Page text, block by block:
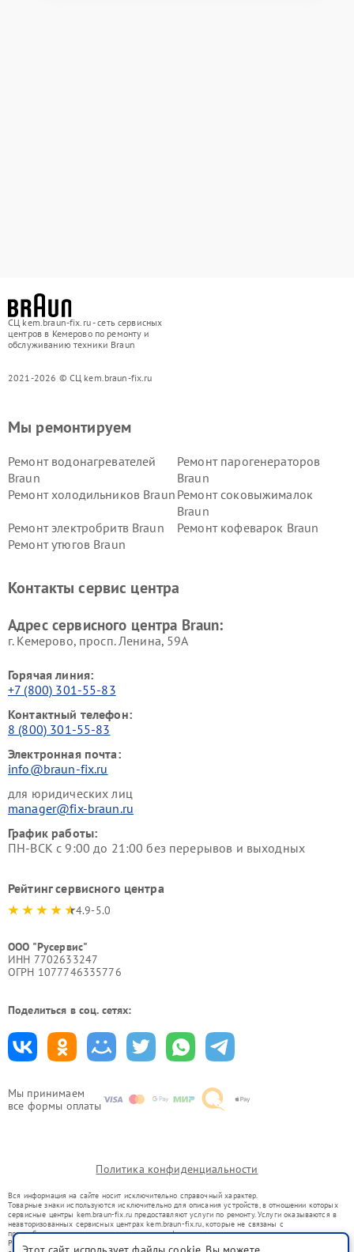
СЦ kem.braun-fix.ru - сеть сервисных
центров в Кемерово по ремонту и
обслуживанию техники Braun
2021-2026 © СЦ kem.braun-fix.ru
Мы принимаем
все формы оплаты
Мы ремонтируем
Ремонт водонагревателей
Braun
Ремонт парогенераторов
Braun
Ремонт холодильников Braun Ремонт соковыжималок
Braun
Ремонт электробритв Braun
Ремонт кофеварок Braun
Ремонт утюгов Braun
Контакты сервис центра
Адрес сервисного центра Braun:
г. Кемерово, просп. Ленина, 59А
Горячая линия:
+7 (800) 301-55-83
Контактный телефон:
8 (800) 301-55-83
Электронная почта:
info@braun-fix.ru
для юридических лиц
manager@fix-braun.ru
График работы:
ПН-ВСК с 9:00 до 21:00 без перерывов и выходных
Рейтинг сервисного центра
4.9-5.0
ООО "Русервис"
ИНН 7702633247
ОГРН 1077746335776
Поделиться в соц. сетях:
Политика конфиденциальности
Вся информация на сайте носит исключительно справочный характер.
Товарные знаки используются исключительно для описания устройств, в отношении которых
сервисные центры kem.braun-fix.ru предоставляют услуги по ремонту. Услуги оказываются в
неавторизованных сервисных центрах kem.braun-fix.ru, которые не связаны с
правообладателями товарных знаков или их официальными представителями.
Ремонт осуществляется для устройств, уже введенных в гражданский оборот в соответствии